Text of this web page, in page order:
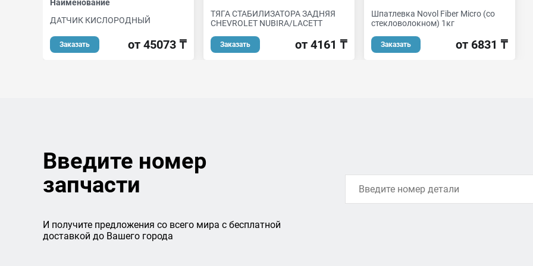
Наименование
ДАТЧИК КИСЛОРОДНЫЙ
Заказать от 45073 ₸
ТЯГА СТАБИЛИЗАТОРА ЗАДНЯЯ
CHEVROLET NUBIRA/LACETT
Заказать от 4161 ₸
Шпатлевка Novol Fiber Micro (со
стекловолокном) 1кг
Заказать от 6831 ₸
Введите номер
запчасти
И получите предложения со всего мира с бесплатной
доставкой до Вашего города